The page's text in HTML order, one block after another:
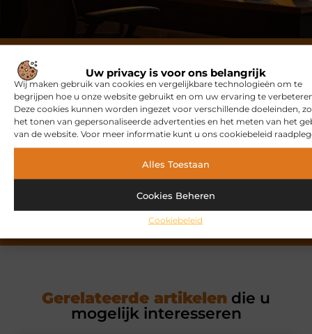
Uw privacy is voor ons belangrijk
Wij maken gebruik van cookies en vergelijkbare technologieën om te
begrijpen hoe u onze website gebruikt en om uw ervaring te
Deze cookies kunnen worden ingezet voor verschillende doeleinden,
het tonen van gepersonaliseerde advertenties en het meten van het
van de website. Voor meer informatie kunt u ons cookiebeleid
Alles Toestaan
Cookies Beheren
Cookiebeleid
Safinafanclub.nl is dé plek voor uiteenlopende blogs
over diverse onderwerpen. Of je nu op zoek bent naar
inspiratie, je kennis wilt delen of wilt samenwerken, bij
ons ben je aan het juiste adres. Wil je zelf bijdragen als
Gerelateerde artikelen die u
mogelijk interesseren